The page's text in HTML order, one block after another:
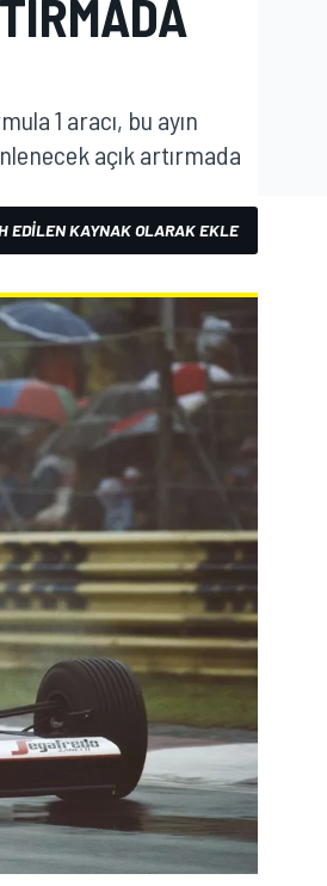
1 aracı, bu ayın
açık artırmada
EDILEN KAYNAK OLARAK EKLE